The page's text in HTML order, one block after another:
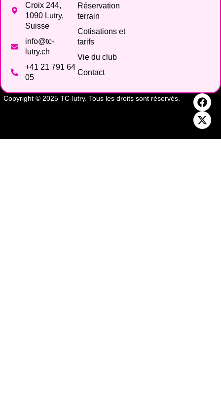
Croix 244,
1090 Lutry,
Suisse
info@tc-
lutry.ch
+41 21 791 64
05
Réservation
terrain
Cotisations et
tarifs
Vie du club
Contact
Copyright © 2025 TC-lutry. Tous les droits sont réservés.